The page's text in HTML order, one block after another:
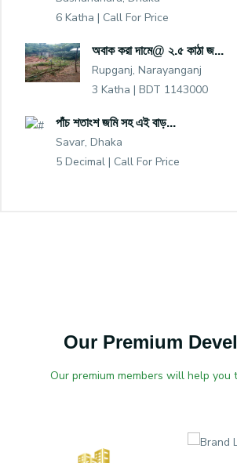
6 Katha | Call For Price
অবাক করা দামে@ ২.৫ কাঠা জ...
Rupganj, Narayanganj
3 Katha | BDT 1143000
পাঁচ শতাংশ জমি সহ এই বাড়...
Savar, Dhaka
5 Decimal | Call For Price
Our Premium
Our premium members will help you